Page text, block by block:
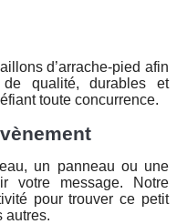
d’arrache-pied afin
qualité, durables et
toute concurrence.
un panneau ou une
votre message. Notre
pour trouver ce petit
autres.